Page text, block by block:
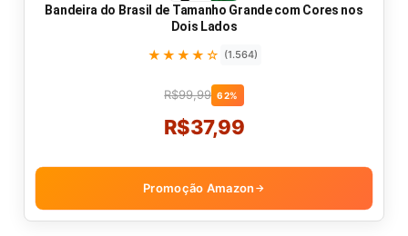
Bandeira do Brasil de Tamanho Grande com Cores nos
Dois Lados
★★★★☆ (1.564)
R$99,99 62%
R$37,99
Promoção Amazon →